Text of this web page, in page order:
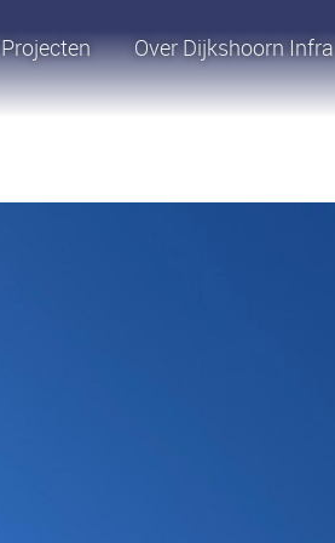
Projecten Over Dijkshoorn Infra